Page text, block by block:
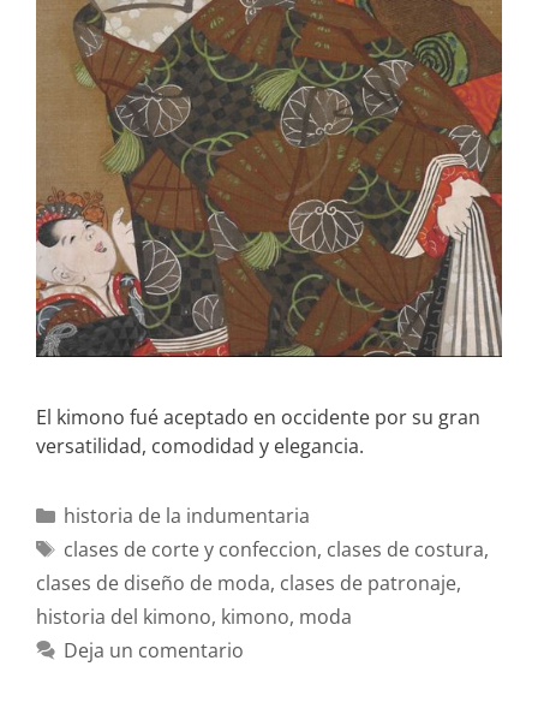
El kimono fué aceptado en occidente por su gran
versatilidad, comodidad y elegancia.
historia de la indumentaria
clases de corte y confeccion, clases de costura,
clases de diseño de moda, clases de patronaje,
historia del kimono, kimono, moda
Deja un comentario